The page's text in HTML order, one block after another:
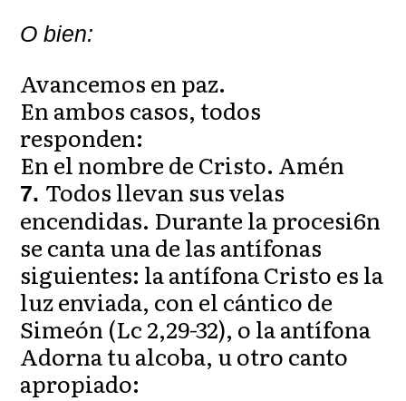
O bien:
Avancemos en paz.
En ambos casos, todos
responden:
En el nombre de Cristo. Amén
7. Todos llevan sus velas
encendidas. Durante la procesi6n
se canta una de las antífonas
siguientes: la antífona Cristo es la
luz enviada, con el cántico de
Simeón (Lc 2,29-32), o la antífona
Adorna tu alcoba, u otro canto
apropiado: